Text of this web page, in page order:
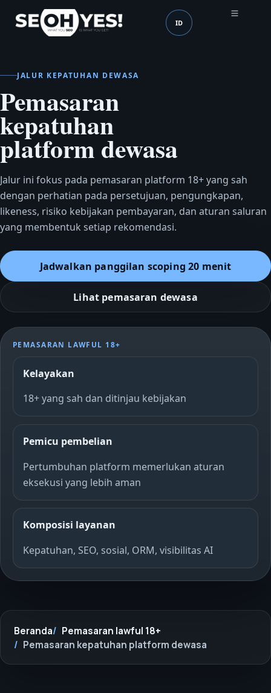
SEOH Bahasa (mobile
ID
JALUR KEPATUHAN DEWASA
Pemasaran
kepatuhan
platform dewasa
Jalur ini fokus pada pemasaran platform 18+ yang sah
dengan perhatian pada persetujuan, pengungkapan,
likeness, risiko kebijakan pembayaran, dan aturan saluran
yang membentuk setiap rekomendasi.
Jadwalkan panggilan scoping 20 menit
Lihat pemasaran dewasa
PEMASARAN LAWFUL 18+
Kelayakan
18+ yang sah dan ditinjau kebijakan
Pemicu pembelian
Pertumbuhan platform memerlukan aturan
eksekusi yang lebih aman
Komposisi layanan
Kepatuhan, SEO, sosial, ORM, visibilitas AI
Beranda
Pemasaran lawful 18+
Pemasaran kepatuhan platform dewasa